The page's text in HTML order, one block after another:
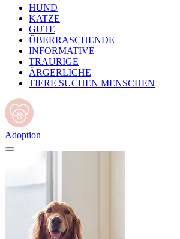
HUND
KATZE
GUTE
ÜBERRASCHENDE
INFORMATIVE
TRAURIGE
ÄRGERLICHE
TIERE SUCHEN MENSCHEN
Adoption